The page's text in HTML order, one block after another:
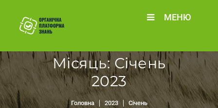
МЕНЮ
Місяць:Січень
2023
Головна 2023 Січень